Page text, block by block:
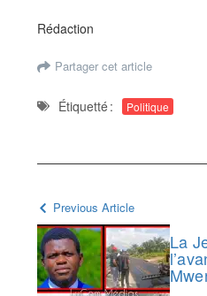
Rédaction
Partager cet article
Étiquetté : Politique
Previous Article
La